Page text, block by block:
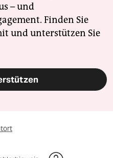
– und
Finden Sie
und unterstützen Sie